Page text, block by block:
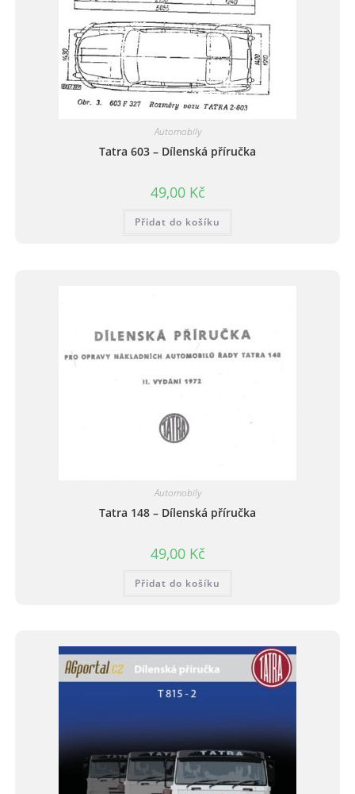
Automobily
Tatra 603 – Dílenská příručka
49,00 Kč
Přidat do košíku
Automobily
Tatra 148 – Dílenská příručka
49,00 Kč
Přidat do košíku